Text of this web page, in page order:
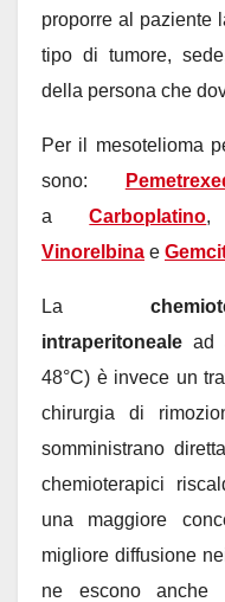
proporre al paziente
tipo di tumore,
della persona che
Per il mesotelioma
sono:
aCarboplatino
Vinorelbina e
La
intraperitoneale ad
48°C) è invece un
chirurgia di
somministrano
chemioterapici
una maggiore
migliore diffusione
ne escono anche